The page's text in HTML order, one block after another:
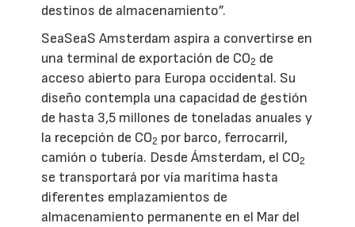
destinos de almacenamiento”.
SeaSeaS Amsterdam aspira a convertirse en
una terminal de exportación de CO2 de
acceso abierto para Europa occidental. Su
diseño contempla una capacidad de gestión
de hasta 3,5 millones de toneladas anuales y
la recepción de CO2 por barco, ferrocarril,
camión o tubería. Desde Ámsterdam, el CO2
se transportará por vía marítima hasta
diferentes emplazamientos de
almacenamiento permanente en el Mar del